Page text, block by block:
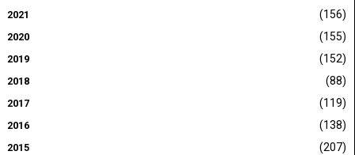
2021 (156)
2020 (155)
2019 (152)
2018 (88)
2017 (119)
2016 (138)
2015 (207)